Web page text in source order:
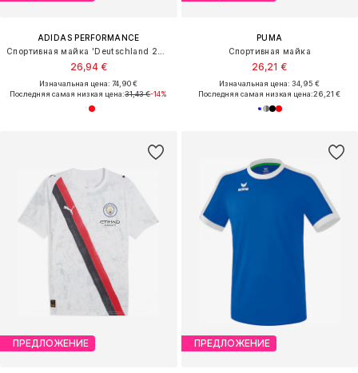
ADIDAS PERFORMANCE
26,94 €
Изначальная цена: 74,90 €
Последняя самая низкая цена:31,43 €-14%
PUMA
Спортивная майка
26,21 €
Изначальная цена: 34,95 €
Последняя самая низкая цена:26,21 €
ПРЕДЛОЖЕНИЕ ПРЕДЛОЖЕНИЕ